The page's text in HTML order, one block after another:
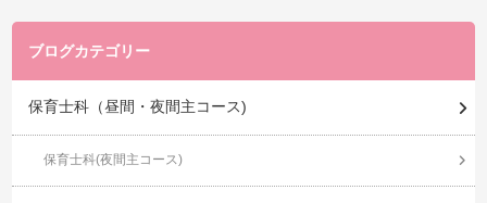
ブログカテゴリー
保育士科（昼間・夜間主コース)
保育士科(夜間主コース)